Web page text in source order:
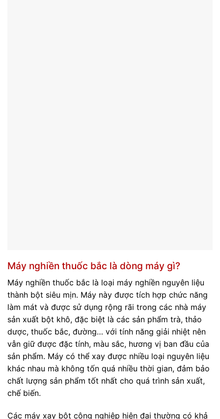
Máy nghiền thuốc bắc là dòng máy gì?
Máy nghiền thuốc bắc là loại máy nghiền nguyên liệu
thành bột siêu mịn. Máy này được tích hợp chức năng
làm mát và được sử dụng rộng rãi trong các nhà máy
sản xuất bột khô, đặc biệt là các sản phẩm trà, thảo
dược, thuốc bắc, đường… với tính năng giải nhiệt nên
vẫn giữ được đặc tính, màu sắc, hương vị ban đầu của
sản phẩm. Máy có thể xay được nhiều loại nguyên liệu
khác nhau mà không tốn quá nhiều thời gian, đảm bảo
chất lượng sản phẩm tốt nhất cho quá trình sản xuất,
chế biến.
Các máy xay bột công nghiệp hiện đại thường có khả